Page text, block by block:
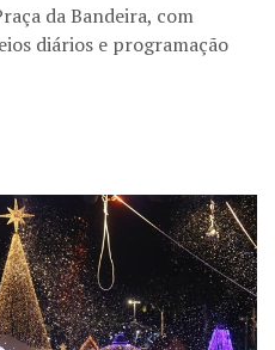
da Bandeira, com
diários e programação